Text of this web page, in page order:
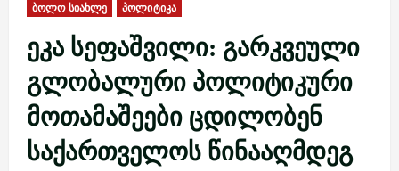
ბოლო სიახლე პოლიტიკა
ეკა სეფაშვილი: გარკვეული
გლობალური პოლიტიკური
მოთამაშეები ცდილობენ
საქართველოს წინააღმდეგ